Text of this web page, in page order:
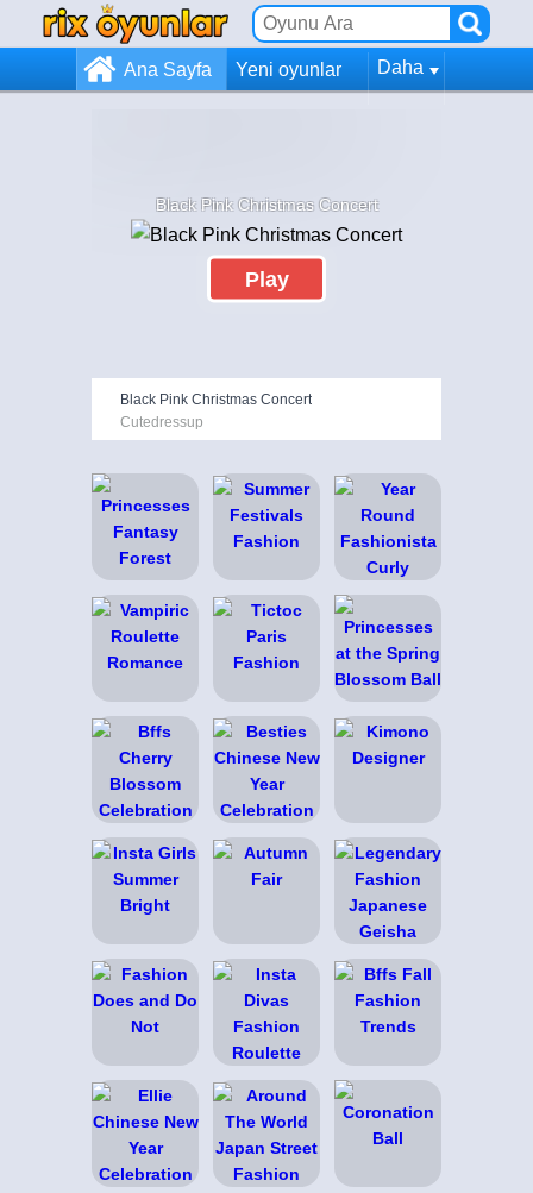
Ana Sayfa Yeni oyunlar Daha
Black Pink Christmas Concert
Play
Black Pink Christmas Concert
Cutedressup